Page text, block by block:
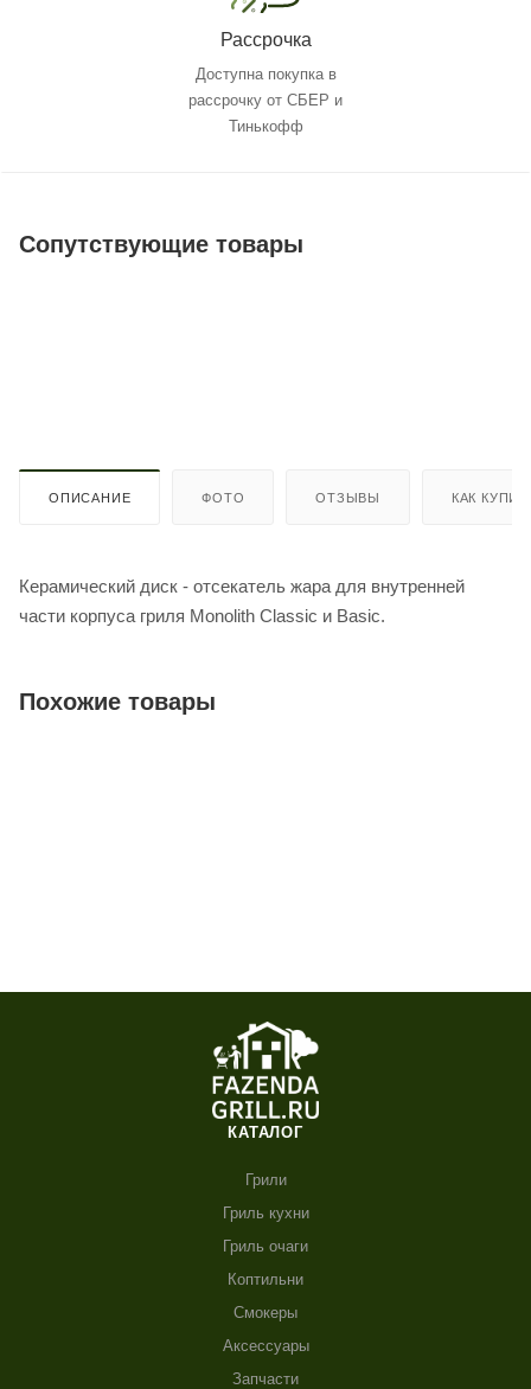
Рассрочка
Доступна покупка в
рассрочку от СБЕР и
Тинькофф
Сопутствующие товары
ОПИСАНИЕ ФОТО ОТЗЫВЫ КАК
Керамический диск - отсекатель жара для внутренней
части корпуса гриля Monolith Classic и Basic.
Похожие товары
КАТАЛОГ
Грили
Гриль кухни
Гриль очаги
Коптильни
Смокеры
Аксессуары
Запчасти